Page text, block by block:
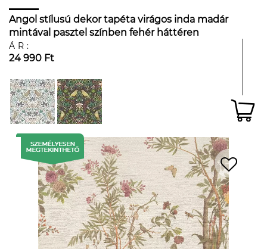
Angol stílusú dekor tapéta virágos inda madár
mintával pasztel színben fehér háttéren
ÁR:
24 990 Ft